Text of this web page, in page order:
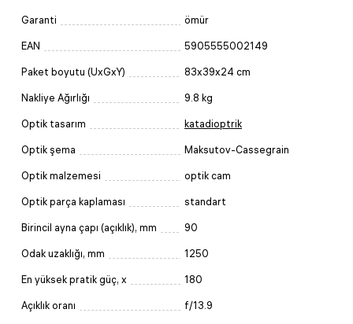
Garanti ömür
EAN 5905555002149
Paket boyutu (UxGxY) 83x39x24 cm
Nakliye Ağırlığı 9.8 kg
Optik tasarım katadioptrik
Optik şema Maksutov-Cassegrain
Optik malzemesi optik cam
Optik parça kaplaması standart
Birincil ayna çapı (açıklık), mm 90
Odak uzaklığı, mm 1250
En yüksek pratik güç, x 180
Açıklık oranı f/13.9